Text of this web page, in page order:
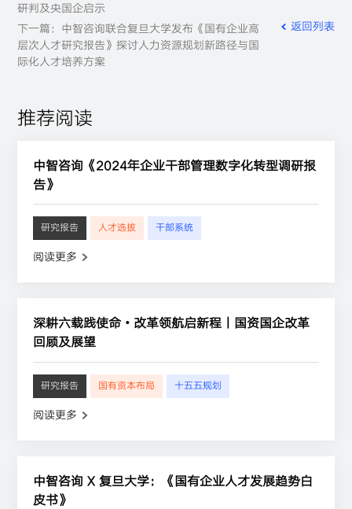
研判及央国企启示
下一篇：中智咨询联合复旦大学发布《国有企业高
层次人才研究报告》探讨人力资源规划新路径与国
际化人才培养方案
返回列表
推荐阅读
中智咨询《2024年企业干部管理数字化转型调研报
告》
研究报告 人才选拔 干部系统
阅读更多
深耕六载践使命・改革领航启新程丨国资国企改革
回顾及展望
研究报告 国有资本布局 十五五规划
阅读更多
中智咨询 X 复旦大学：《国有企业人才发展趋势白
皮书》